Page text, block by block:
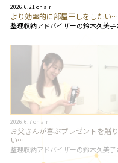
2026.6.21 on air
より効率的に部屋干しをしたい…
整理収納アドバイザーの鈴木久美子
2026.6.7 on air
お父さんが喜ぶプレゼントを贈
い…
整理収納アドバイザーの鈴木久美子